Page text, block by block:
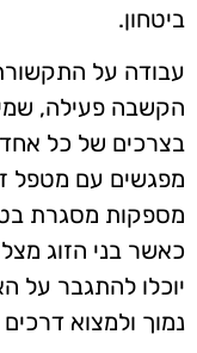
ביטחון.
עבודה על התקשורת
הקשבה פעילה,
בצרכים של כל
מפגשים עם מטפל
מספקות מסגרת
כאשר בני הזוג
יוכלו להתגבר על
נמוך ולמצוא